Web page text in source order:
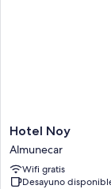
Hotel
Noy
Almunecar
Hotel Noy
Almunecar
Wifi gratis
Desayuno